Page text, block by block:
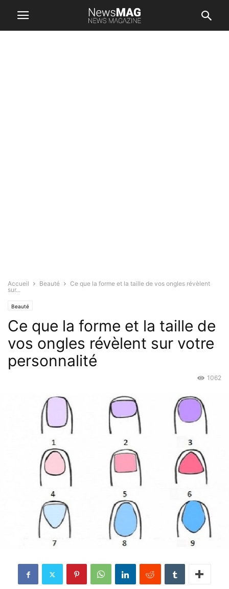
Accueil Beauté
Ce que la forme et la taille de vos ongles révèlent
sur...
Beauté
Ce que la forme et la taille de
vos ongles révèlent sur votre
personnalité
1062